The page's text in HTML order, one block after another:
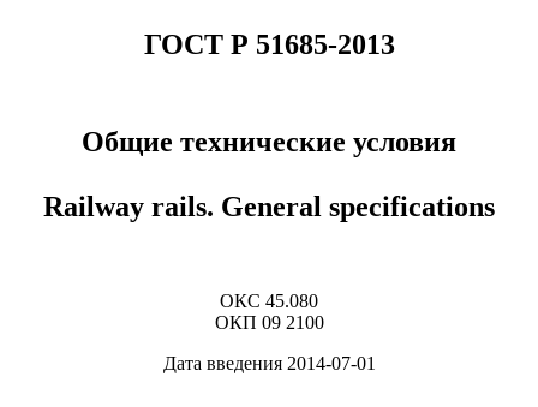
ГОСТ Р 51685-2013
Общие технические условия
Railway rails. General specifications
ОКС 45.080
ОКП 09 2100
Дата введения 2014-07-01